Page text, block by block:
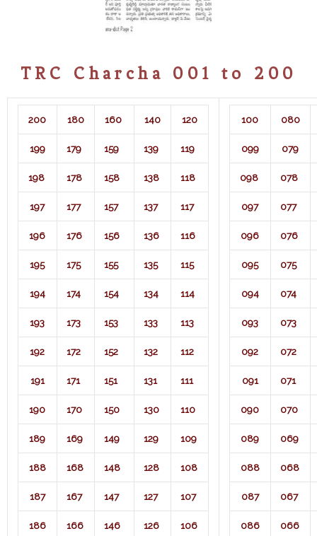
TRC Charcha 001 to 200
200 180 160 140 120
199 179 159 139 119
198 178 158 138 118
197 177 157 137 117
196 176 156 136 116
195 175 155 135 115
194 174 154 134 114
193 173 153 133 113
192 172 152 132 112
191 171 151 131 111
190 170 150 130 110
189 169 149 129 109
188 168 148 128 108
187 167 147 127 107
186 166 146 126 106
100 080
099 079
098 078
097 077
096 076
095 075
094 074
093 073
092 072
091 071​
090 070
089 069
088 068
087 067
086 066